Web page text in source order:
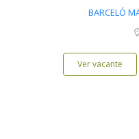
BARCELÓ
Ver vacante